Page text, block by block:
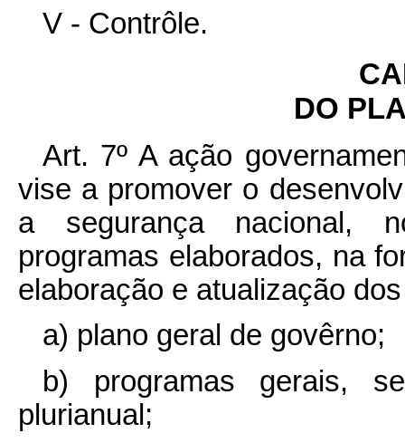
V - Contrôle.
DO
Art. 7º A ação
vise a promover o
a segurança nacional,
programas elaborados, na
elaboração e atualização
a) plano geral de govêrno;
b) programas gerais,
plurianual;